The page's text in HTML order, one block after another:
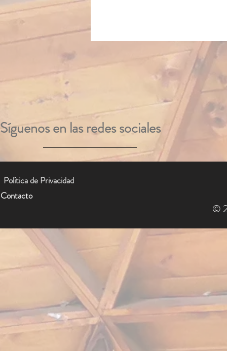
Síguenos en las redes sociales
Política de Privacidad
©
Contacto